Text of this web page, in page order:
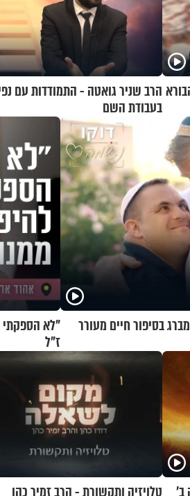
הרב שניר גואטה - התמודדות עם
בעבודת השם
בסיפור חיים מעורר
"לא הספקתי
ז"ל